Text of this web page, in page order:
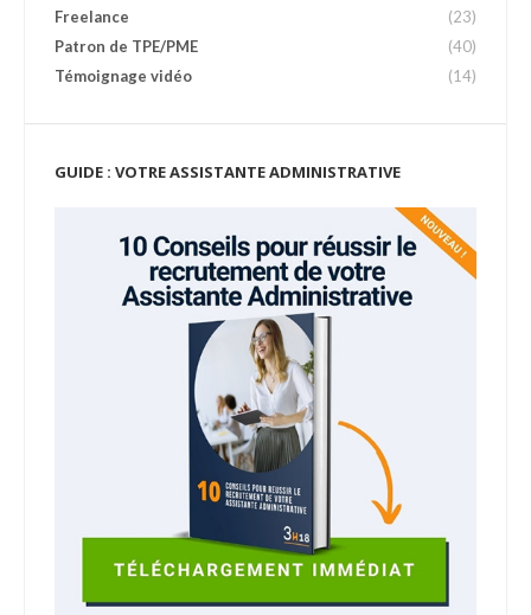
Freelance
(23)
Patron de TPE/PME
(40)
Témoignage vidéo
(14)
GUIDE : VOTRE ASSISTANTE ADMINISTRATIVE